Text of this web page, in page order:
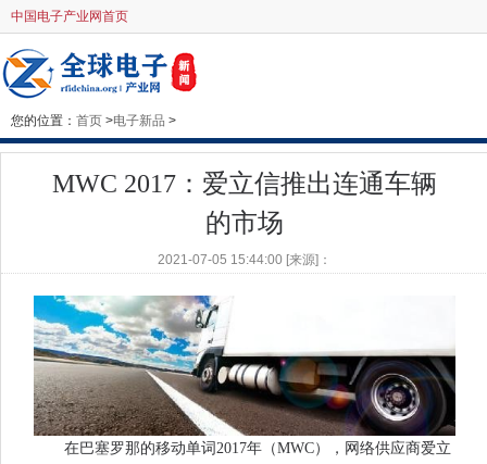
中国电子产业网首页
您的位置： 首页 >电子新品 >
MWC 2017：爱立信推出连通车辆
的市场
2021-07-05 15:44:00 [来源]：
在巴塞罗那的移动单词2017年（MWC），网络供应商爱立